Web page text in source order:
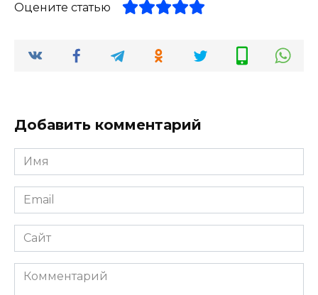
Оцените статью
Добавить комментарий
Имя
*
Email
*
Сайт
Комментарий